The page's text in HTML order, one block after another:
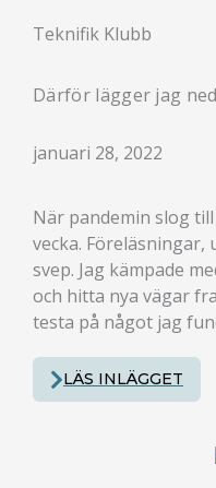
Teknifik Klubb
Därför lägger jag
januari 28, 2022
När pandemin slog
vecka.
svep. Jag kämpade
och hitta nya vägar
testa på något jag
LÄS INLÄGGET